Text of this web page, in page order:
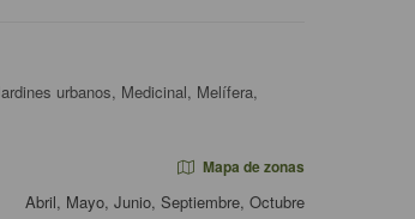
urbanos, Medicinal, Melífera,
Mapa de zonas
Abril, Mayo, Junio, Septiembre, Octubre